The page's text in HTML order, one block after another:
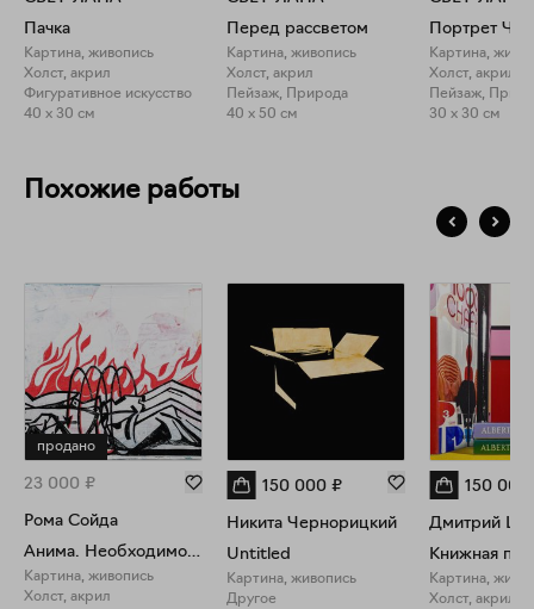
Пачка
Картина, живопись
Холст, акрил
Фигуративное искусство
40 x 30 см
Перед рассветом
Картина, живопись
Холст, акрил
Пейзаж, Природа
40 x 50 см
Портрет
Картина,
Холст, акрил
Пейзаж,
30 x 30 см
Похожие работы
продано
23 000 ₽
Рома Сойда
Анима. Необходимое условие
Картина, живопись
Холст, акрил
150 000 ₽
Никита Чернорицкий
Untitled
Картина, живопись
Другое
150 000
Дмитрий
Книжная
Картина,
Холст, акрил